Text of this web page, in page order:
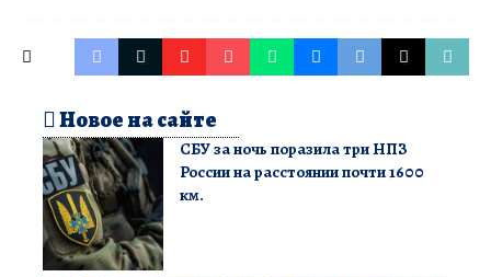
Новое на сайте
СБУ за ночь поразила три НПЗ
России на расстоянии почти 1600
км.